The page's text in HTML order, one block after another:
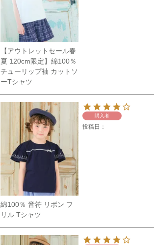
【アウトレットセール春
夏 120cm限定】綿100％
チューリップ袖 カットソ
ーTシャツ
綿100％ 音符 リボン フ
リル Tシャツ
購入者
投稿日